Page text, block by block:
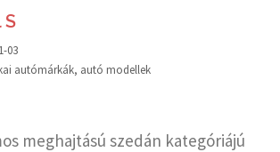
03
autómárkák, autó modellek
meghajtású szedán kategóriájú